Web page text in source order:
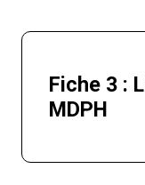
Fiche 3 :
MDPH